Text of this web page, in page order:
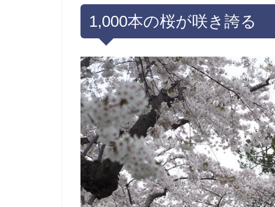
1,000本の桜が咲き誇る